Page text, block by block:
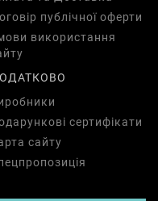
публічної оферти
використання
сертифікати
сайту